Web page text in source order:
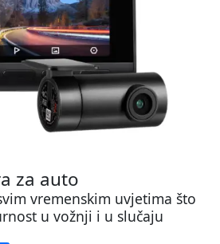
za auto
vremenskim uvjetima što
u vožnji i u slučaju